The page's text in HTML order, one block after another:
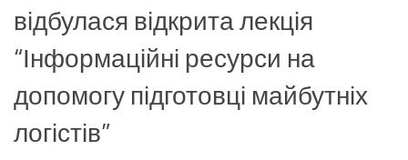
відбулася відкрита лекція
“Інформаційні ресурси на
допомогу підготовці майбутніх
логістів”